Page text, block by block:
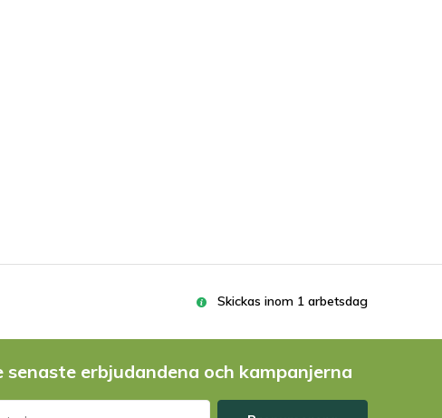
Skickas inom 1 arbetsdag
senaste erbjudandena och kampanjerna